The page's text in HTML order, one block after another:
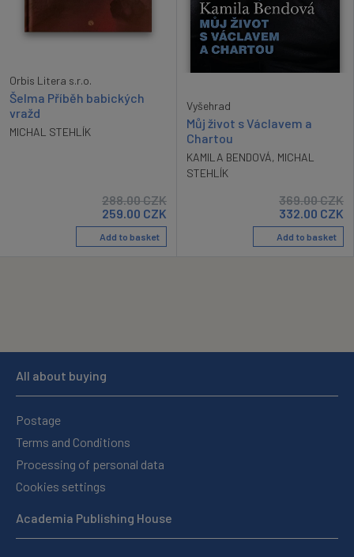
Orbis Litera s.r.o.
Šelma Příběh babických
vražd
MICHAL STEHLÍK
288.00CZK
259.00 CZK
Add to basket
Vyšehrad
Můj život s Václavem a
Chartou
KAMILA BENDOVÁ, MICHAL
STEHLÍK
369.00CZK
332.00 CZK
Add to basket
All about buying
Postage
Terms and Conditions
Processing of personal data
Cookies settings
Academia Publishing House